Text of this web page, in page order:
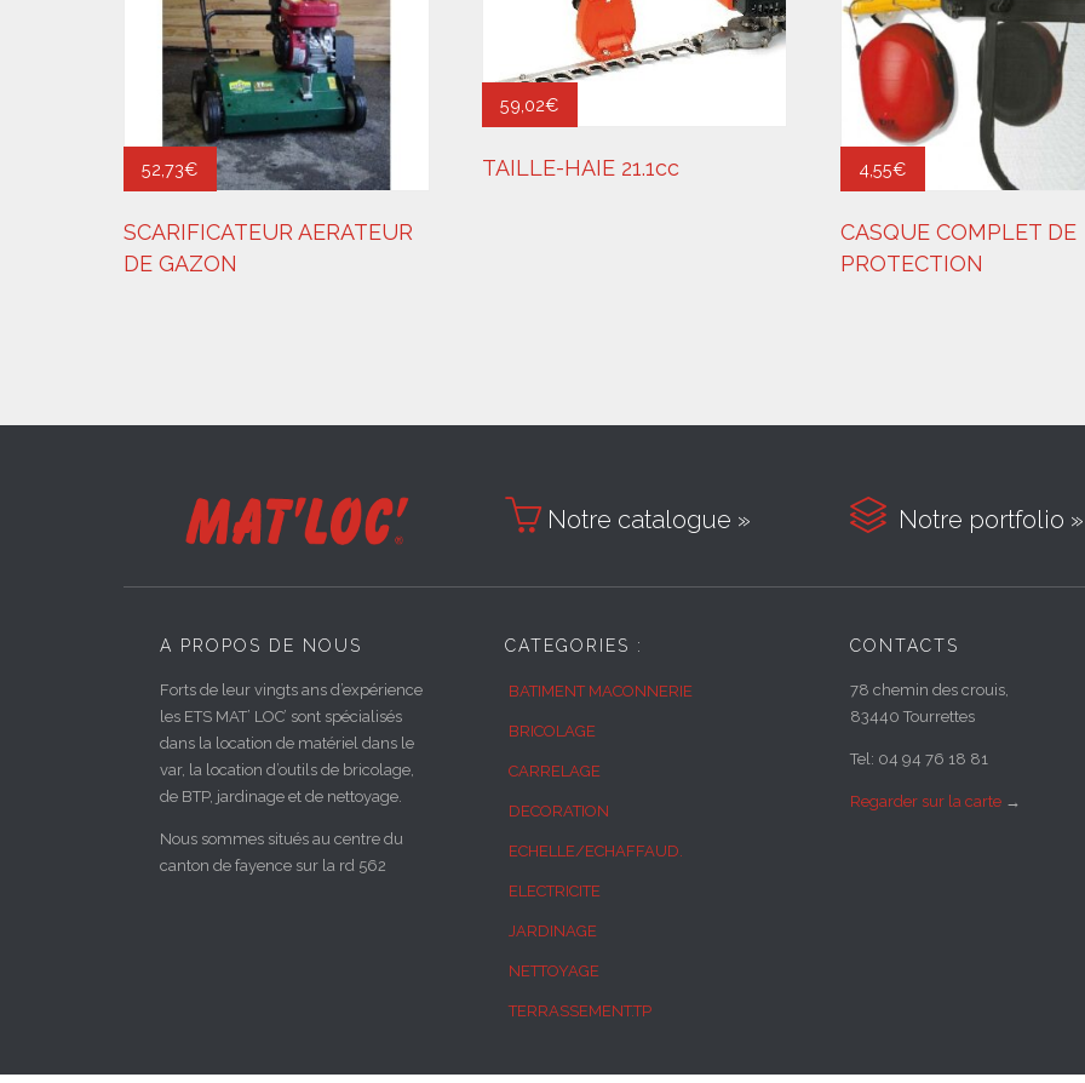
52,73€
SCARIFICATEUR AERATEUR
DE GAZON
59,02€
TAILLE-HAIE 21.1cc 4,55€
CASQUE COMPLET DE
PROTECTION
 Notre catalogue »  Notre portfolio »
A PROPOS DE NOUS
Forts de leur vingts ans d’expérience
les ETS MAT’ LOC’ sont spécialisés
dans la location de matériel dans le
var, la location d’outils de bricolage,
de BTP, jardinage et de nettoyage.
Nous sommes situés au centre du
canton de fayence sur la rd 562
CATEGORIES :
BATIMENT MACONNERIE
BRICOLAGE
CARRELAGE
DECORATION
ECHELLE/ECHAFFAUD.
ELECTRICITE
JARDINAGE
NETTOYAGE
TERRASSEMENT.TP
CONTACTS
78 chemin des crouis,
83440 Tourrettes
Tel: 04 94 76 18 81
Regarder sur la carte →